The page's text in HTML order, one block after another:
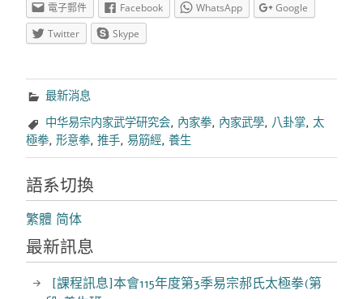
電子郵件 Facebook WhatsApp
Google
Twitter
Skype
最新消息
中华易宗内家武学研究会, 內家拳, 內家武學, 八卦掌, 太
極拳, 形意拳, 推手, 易筋經, 養生
語系切換
繁體 简体
最新訊息
[課程訊息]本會115年度第3季易宗郝氏太極拳(第